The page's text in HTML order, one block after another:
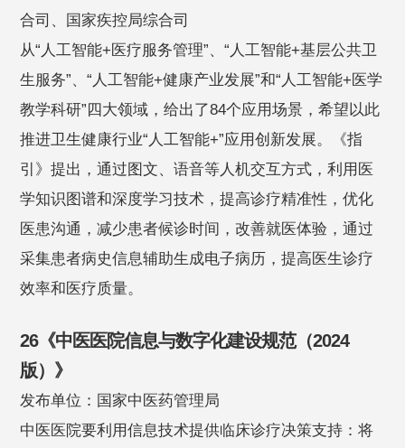
合司、国家疾控局综合司
从“人工智能+医疗服务管理”、“人工智能+基层公共卫
生服务”、“人工智能+健康产业发展”和“人工智能+医学
教学科研”四大领域，给出了84个应用场景，希望以此
推进卫生健康行业“人工智能+”应用创新发展。《指
引》提出，通过图文、语音等人机交互方式，利用医
学知识图谱和深度学习技术，提高诊疗精准性，优化
医患沟通，减少患者候诊时间，改善就医体验，通过
采集患者病史信息辅助生成电子病历，提高医生诊疗
效率和医疗质量。
26《中医医院信息与数字化建设规范（2024
版）》
发布单位：国家中医药管理局
中医医院要利用信息技术提供临床诊疗决策支持：将